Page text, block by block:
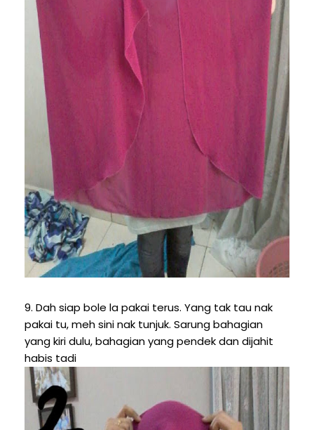
9. Dah siap bole la pakai terus. Yang tak tau nak
pakai tu, meh sini nak tunjuk. Sarung bahagian
yang kiri dulu, bahagian yang pendek dan dijahit
habis tadi